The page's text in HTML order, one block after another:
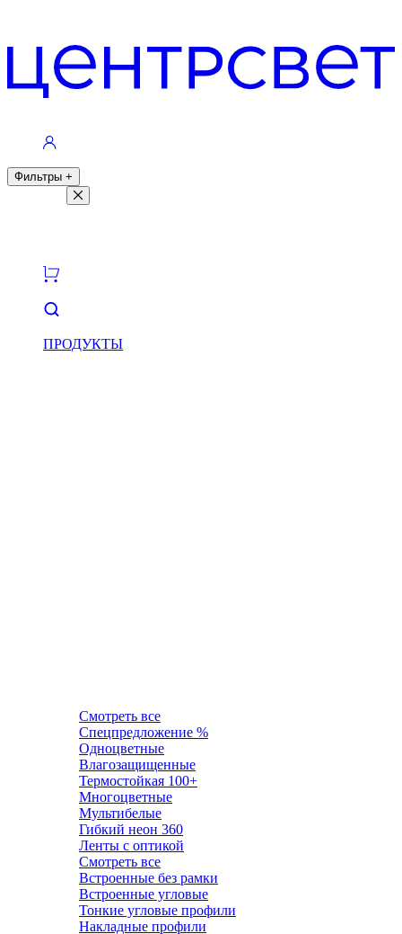
Фильтры +
ПРОДУКТЫ
Смотреть все
Спецпредложение %
Одноцветные
Влагозащищенные
Термостойкая 100+
Многоцветные
Мультибелые
Гибкий неон 360
Ленты c оптикой
Смотреть все
Встроенные без рамки
Встроенные угловые
Тонкие угловые профили
Накладные профили